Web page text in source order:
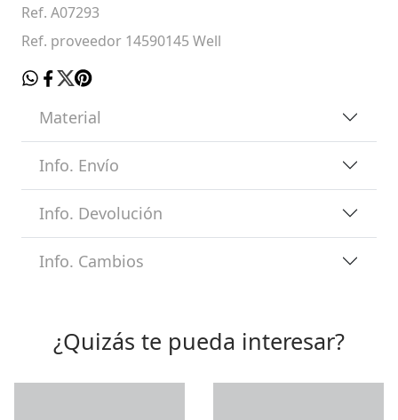
Ref. A07293
Ref. proveedor 14590145 Well
Material
Info. Envío
Info. Devolución
Info. Cambios
¿Quizás te pueda interesar?